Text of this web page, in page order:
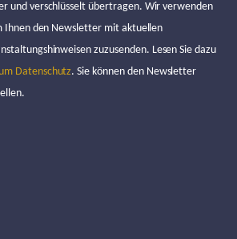
und verschlüsselt übertragen. Wir verwenden
Ihnen den Newsletter mit aktuellen
zuzusenden. Lesen Sie dazu
Datenschutz. Sie können den Newsletter